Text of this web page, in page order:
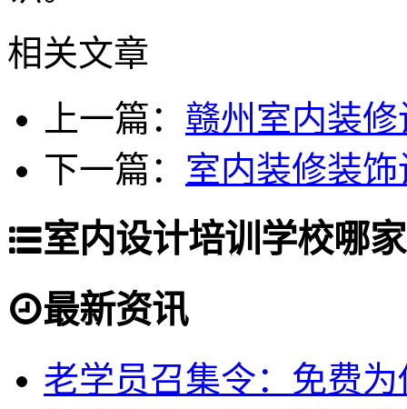
相关文章
上一篇： 赣州室内装
下一篇： 室内装修装
室内设计培训学校哪
最新资讯
老学员召集令：免费